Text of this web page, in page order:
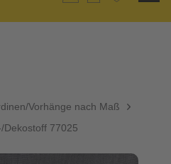
Vorhänge nach Maß
Dekostoff 77025